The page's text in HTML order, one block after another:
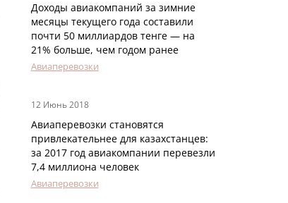
Доходы авиакомпаний за зимние
месяцы текущего года составили
почти 50 миллиардов тенге — на
21% больше, чем годом ранее
Авиаперевозки
12 Июнь 2018
Авиаперевозки становятся
привлекательнее для казахстанцев:
за 2017 год авиакомпании перевезли
7,4 миллиона человек
Авиаперевозки